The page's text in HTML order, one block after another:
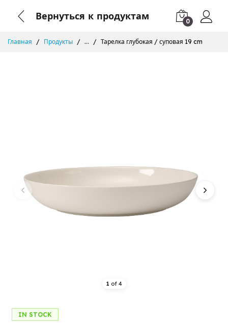
Вернуться к продуктам 0
Главная Продукты ... Тарелка глубокая / суповая 19 cm
1 of 4
IN STOCK